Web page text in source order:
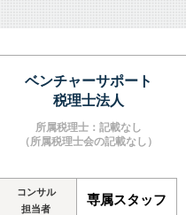
ベンチャーサポート
税理士法人
所属税理士：記載なし
（所属税理士会の記載なし）
コンサル
担当者
専属スタッフ